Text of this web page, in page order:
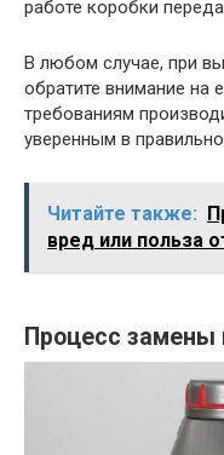
работе коробки
В любом случае, при
обратите внимание на
требованиям
уверенным в
Читайте также:
вред или польза
Процесс